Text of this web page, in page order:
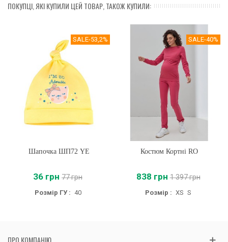
ПОКУПЦІ, ЯКІ КУПИЛИ ЦЕЙ ТОВАР, ТАКОЖ КУПИЛИ:
SALE-53,2%
Шапочка ШП72 YE
36 грн 77 грн
Розмір ГУ : 40
SALE-40%
Костюм Кортні RO
838 грн 1 397 грн
Розмір : XS S
ПРО КОМПАНІЮ